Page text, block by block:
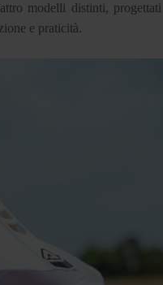
modelli distinti, progettati
e praticità.